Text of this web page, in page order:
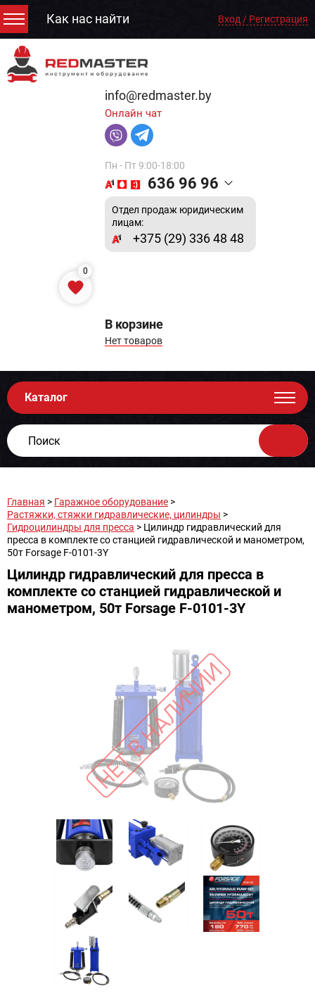
Как нас найти Вход / Регистрация
info@redmaster.by
Онлайн чат
Пн - Пт 9:00-18:00
636 96 96
Отдел продаж юридическим
лицам:
+375 (29) 336 48 48
0
В корзине
Нет товаров
Каталог
Главная > Гаражное оборудование >
Растяжки, стяжки гидравлические, цилиндры >
Гидроцилиндры для пресса > Цилиндр гидравлический для
пресса в комплекте со станцией гидравлической и манометром,
50т Forsage F-0101-3Y
Цилиндр гидравлический для пресса в
комплекте со станцией гидравлической и
манометром, 50т Forsage F-0101-3Y